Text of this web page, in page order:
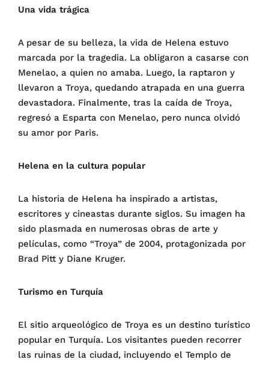
Una vida trágica
A pesar de su belleza, la vida de Helena estuvo
marcada por la tragedia. La obligaron a casarse con
Menelao, a quien no amaba. Luego, la raptaron y
llevaron a Troya, quedando atrapada en una guerra
devastadora. Finalmente, tras la caída de Troya,
regresó a Esparta con Menelao, pero nunca olvidó
su amor por Paris.
Helena en la cultura popular
La historia de Helena ha inspirado a artistas,
escritores y cineastas durante siglos. Su imagen ha
sido plasmada en numerosas obras de arte y
películas, como “Troya” de 2004, protagonizada por
Brad Pitt y Diane Kruger.
Turismo en Turquía
El sitio arqueológico de Troya es un destino turístico
popular en Turquía. Los visitantes pueden recorrer
las ruinas de la ciudad, incluyendo el Templo de